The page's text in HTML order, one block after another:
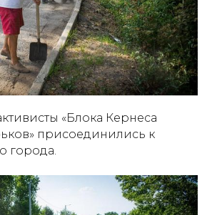
«Блока Кернеса
присоединились к
города.